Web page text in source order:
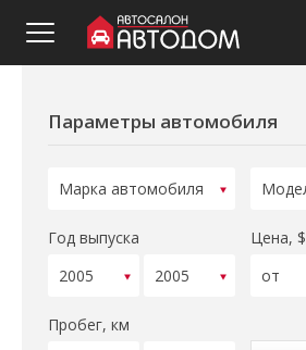
Параметры автомобиля
Год выпуска Цена, $
Пробег, км